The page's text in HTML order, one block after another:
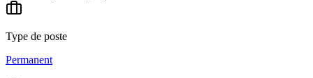
Type de poste
Permanent